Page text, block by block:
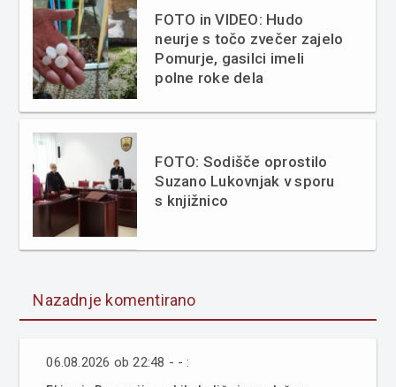
FOTO in VIDEO: Hudo
neurje s točo zvečer zajelo
Pomurje, gasilci imeli
polne roke dela
FOTO: Sodišče oprostilo
Suzano Lukovnjak v sporu
s knjižnico
Nazadnje komentirano
06.08.2026 ob 22:48 - - :